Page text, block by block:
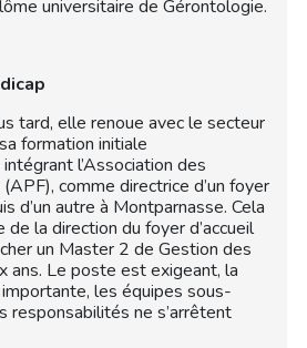
universitaire de Gérontologie.
tard, elle renoue avec le secteur
formation initiale
l’Association des
comme directrice d’un foyer
d’un autre à Montparnasse. Cela
la direction du foyer d’accueil
un Master 2 de Gestion des
ans. Le poste est exigeant, la
les équipes sous-
responsabilités ne s’arrêtent